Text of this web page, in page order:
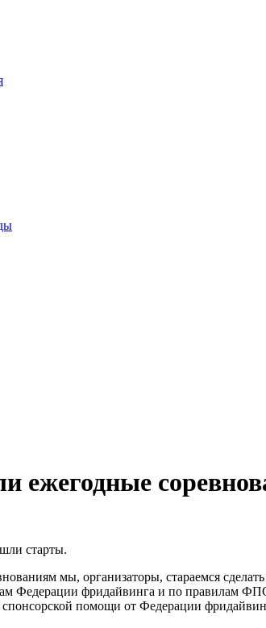
ежегодные
старты.
мы, организаторы, стараемся
Федерации фридайвинга и по правилам
спонсорской помощи от Федерации